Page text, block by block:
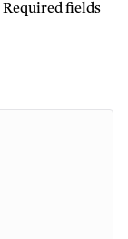
Required fields